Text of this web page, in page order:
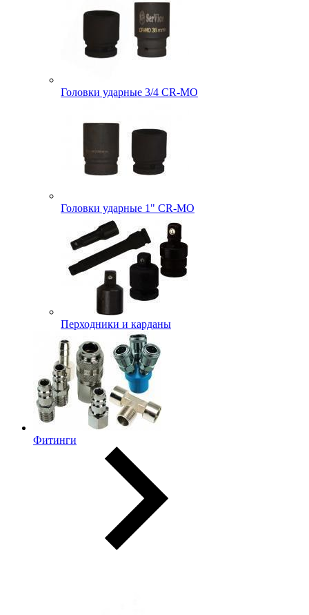
Головки ударные 3/4 CR-MO
Головки ударные 1" CR-MO
Перходники и карданы
Фитинги